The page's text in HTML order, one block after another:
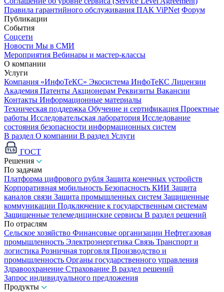
Правила гарантийного обслуживания ПАК ViPNet Форум
Публикации
События
Соцсети
Новости Мы в СМИ
Мероприятия Вебинары и мастер-классы
О компании
Услуги
Компания «ИнфоТеКС» Экосистема ИнфоТеКС Лицензии
Академия Патенты Акционерам Реквизиты Вакансии
Контакты Информационные материалы
Техническая поддержка Обучение и сертификация Проектные
работы Исследовательская лаборатория Исследование
состояния безопасности информационных систем
В раздел О компании В раздел Услуги
ГОСТ
Решения
По задачам
Платформа цифрового рубля Защита конечных устройств
Корпоративная мобильность Безопасность КИИ Защита
каналов связи Защита промышленных систем Защищенные
коммуникации Подключение к государственным системам
Защищенные телемедицинские сервисы В раздел решений
По отраслям
Сельское хозяйство Финансовые организации Нефтегазовая
промышленность Электроэнергетика Связь Транспорт и
логистика Розничная торговля Производство и
промышленность Органы государственного управления
Здравоохранение Страхование В раздел решений
Запрос индивидуального предложения
Продукты